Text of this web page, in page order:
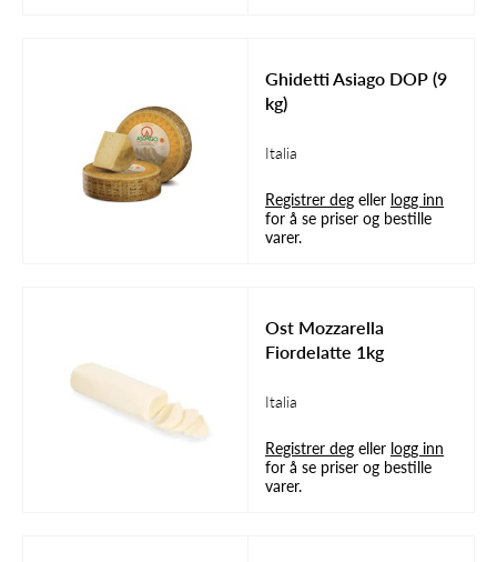
Ghidetti Asiago DOP (9
kg)
Italia
Registrer deg eller logg inn
for å se priser og bestille
varer.
Ost Mozzarella
Fiordelatte 1kg
Italia
Registrer deg eller logg inn
for å se priser og bestille
varer.